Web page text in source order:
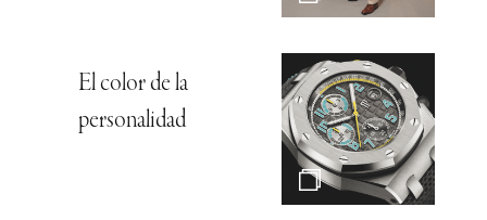
El color de la
personalidad